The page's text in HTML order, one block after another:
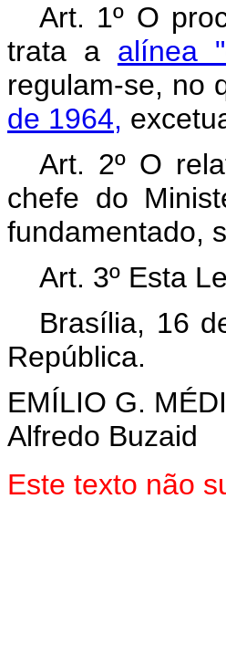
Art. 1º O
trata a alínea
regulam-se, no
de 1964,
Art. 2º O
chefe do
fundamentado,
Art. 3º Esta
Brasília, 16
República.
EMÍLIO G.
Alfredo Buzaid
Este texto não